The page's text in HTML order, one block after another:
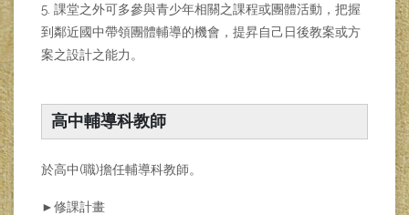
5. 課堂之外可多參與青少年相關之課程或團體活動，把握
到鄰近國中帶領團體輔導的機會，提昇自己日後教案或方
案之設計之能力。
高中輔導科教師
於高中(職)擔任輔導科教師。
►修課計畫